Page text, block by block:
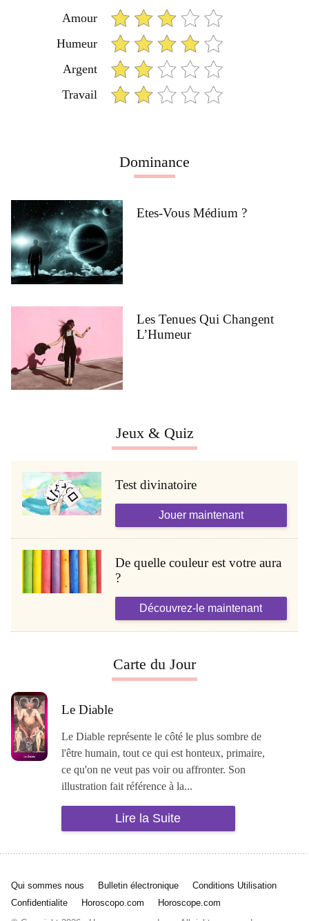
Amour
Humeur
Argent
Travail
Dominance
Etes-Vous Médium ?
Les Tenues Qui Changent
L’Humeur
Jeux & Quiz
Test divinatoire
Jouer maintenant
De quelle couleur est votre aura
?
Découvrez-le maintenant
Carte du Jour
Le Diable
Le Diable représente le côté le plus sombre de
l'être humain, tout ce qui est honteux, primaire,
ce qu'on ne veut pas voir ou affronter. Son
illustration fait référence à la...
Lire la Suite
Qui sommes nous Bulletin électronique
Conditions Utilisation
Confidentialite
Horoscopo.com
Horoscope.com